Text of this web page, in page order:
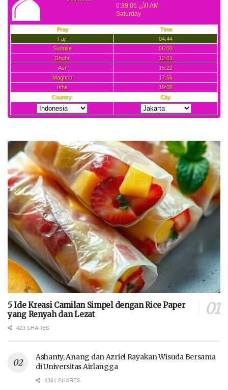
5 Ide Kreasi Camilan Simpel dengan Rice Paper
yang Renyah dan Lezat
423 SHARES
Ashanty, Anang dan Azriel Rayakan Wisuda Bersama
di Universitas Airlangga
4361 SHARES